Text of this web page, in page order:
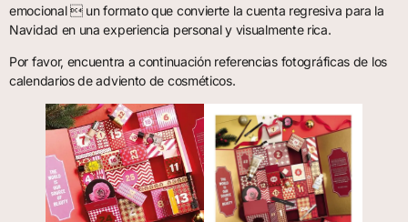
emocional  un formato que convierte la cuenta regresiva para la
Navidad en una experiencia personal y visualmente rica.
Por favor, encuentra a continuación referencias fotográficas de los
calendarios de adviento de cosméticos.